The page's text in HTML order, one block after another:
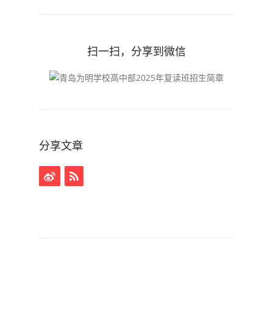
扫一扫，分享到微信
分享文章